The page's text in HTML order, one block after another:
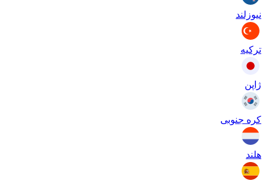
نیوزلند
ترکیه
ژاپن
کره جنوبی
هلند